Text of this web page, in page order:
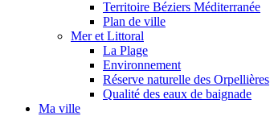
Territoire Béziers Méditerranée
Plan de ville
Mer et Littoral
La Plage
Environnement
Réserve naturelle des Orpellières
Qualité des eaux de baignade
Ma ville